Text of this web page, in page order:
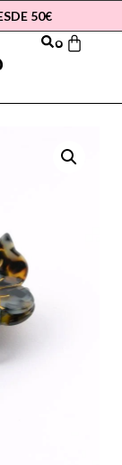
50€
0